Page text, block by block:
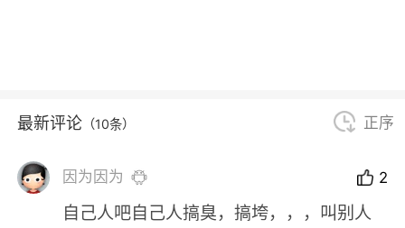
最新评论 （10条） 正序
因为因为 2
自己人吧自己人搞臭，搞垮，，，叫别人